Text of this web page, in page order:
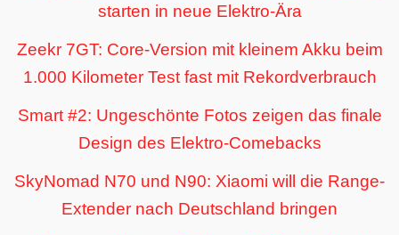
starten in neue Elektro-Ära
Zeekr 7GT: Core-Version mit kleinem Akku beim
1.000 Kilometer Test fast mit Rekordverbrauch
Smart #2: Ungeschönte Fotos zeigen das finale
Design des Elektro-Comebacks
SkyNomad N70 und N90: Xiaomi will die Range-
Extender nach Deutschland bringen